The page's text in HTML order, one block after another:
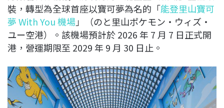
裝，轉型為全球首座以寶可夢為名的「能登里山寶可
夢 With You 機場」（のと里山ポケモン・ウィズ・
ユー空港）。該機場預計於 2026 年 7 月 7 日正式開
港，營運期限至 2029 年 9 月 30 日止。